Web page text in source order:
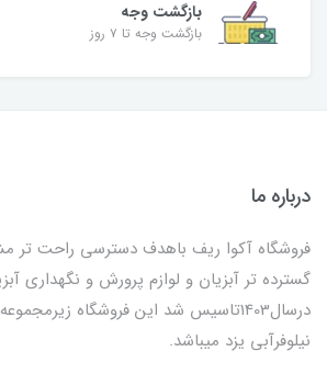
بازگشت وجه
بازگشت وجه تا ۷ روز
درباره ما
فروشگاه آکوا ریف باهدف دسترسی راحت تر
گسترده تر آبزیان و لوازم پرورش و نگهداری
درسال1403تاسیس شد این فروشگاه
نیلوفرآبی یزد میباشد.